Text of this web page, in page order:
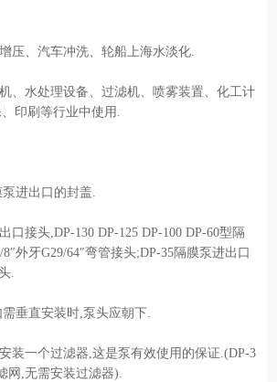
压、汽车冲洗、轮船上海水淡化.
、水处理设备、过滤机、喷雾装置、化工计
印刷等行业中使用.
进出口的封盖.
口接头,DP-130 DP-125 DP-100 DP-60型隔
外牙G29/64″弯管接头;DP-35隔膜泵进出口
.
垂直安装时,泵头应朝下.
装一个过滤器,这是泵有效使用的保证.(DP-3
网,无需安装过滤器).